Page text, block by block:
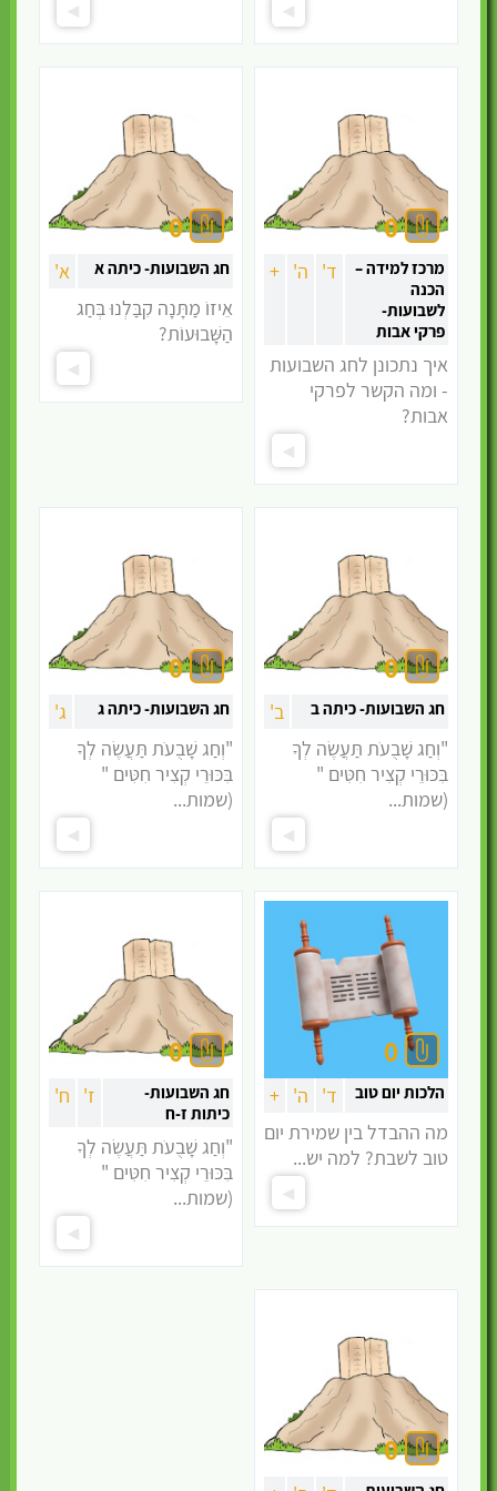
האסור
עיסוק בענייני חול
0
מרכז למידה –
הכנה
לשבועות-
פרקי אבות
ד' ה' +
איך נתכונן לחג השבועות
- ומה הקשר לפרקי
אבות?
0
חג השבועות- כיתה א
א'
אֵיזוֹ מַתָּנָה קִבַּלְנוּ בְּחַג
הַשָּׁבוּעוֹת?
0
חג השבועות- כיתה ב
ב'
"וְחַג שָׁבֻעֹת תַּעֲשֶׂה לְךָ
בִּכּוּרֵי קְצִיר חִטִּים "
(שמות...
0
חג השבועות- כיתה ג
ג'
"וְחַג שָׁבֻעֹת תַּעֲשֶׂה לְךָ
בִּכּוּרֵי קְצִיר חִטִּים "
(שמות...
0
הלכות יום טוב ד' ה' +
מה ההבדל בין שמירת יום
טוב לשבת? למה יש...
0
חג השבועות-
כיתות ז-ח
ז'
ח'
"וְחַג שָׁבֻעֹת תַּעֲשֶׂה לְךָ
בִּכּוּרֵי קְצִיר חִטִּים "
(שמות...
0
הטופס אינו זמין זמנית